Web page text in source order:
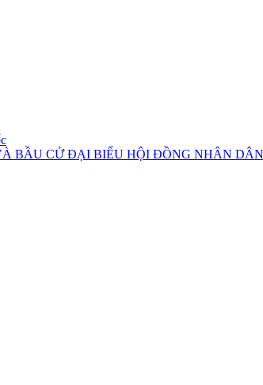
BẦU CỬ ĐẠI BIỂU HỘI ĐỒNG NHÂN DÂN